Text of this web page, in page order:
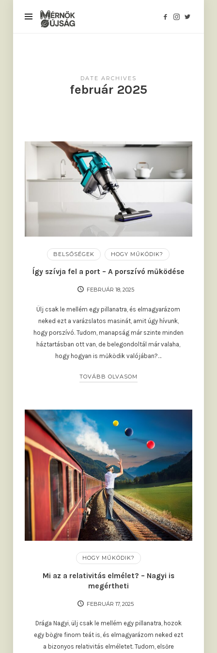
Mérnökújság
DATE ARCHIVES
február 2025
BELSŐSÉGEK HOGY MŰKÖDIK?
Így szívja fel a port – A porszívó működése
FEBRUÁR 18, 2025
Ülj csak le mellém egy pillanatra, és elmagyarázom
neked ezt a varázslatos masinát, amit úgy hívunk,
hogy porszívó. Tudom, manapság már szinte minden
háztartásban ott van, de belegondoltál már valaha,
hogy hogyan is működik valójában?…
TOVÁBB OLVASOM
HOGY MŰKÖDIK?
Mi az a relativitás elmélet? – Nagyi is
megértheti
FEBRUÁR 17, 2025
Drága Nagyi, ülj csak le mellém egy pillanatra, hozok
egy bögre finom teát is, és elmagyarázom neked ezt
a bizonyos relativitás elméletet. Tudom, elsőre